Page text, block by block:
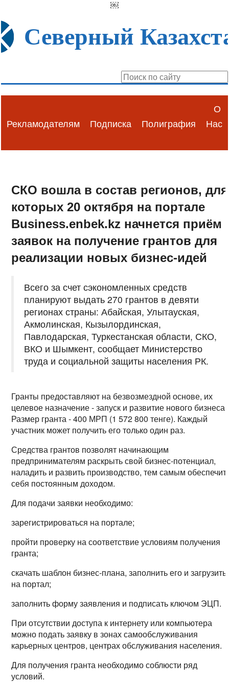
￼
Северный
Рекламодателям Подписка Полиграфия
О
Нас
СКО вошла в состав регионов, для
которых 20 октября на портале
Business.enbek.kz начнется приём
заявок на получение грантов для
реализации новых бизнес-идей
Всего за счет сэкономленных средств
планируют выдать 270 грантов в девяти
регионах страны: Абайская, Улытауская,
Акмолинская, Кызылординская,
Павлодарская, Туркестанская области, СКО,
ВКО и Шымкент, сообщает Министерство
труда и социальной защиты населения РК.
Гранты предоставляют на безвозмездной основе, их
целевое назначение - запуск и развитие нового бизнеса.
Размер гранта - 400 МРП (1 572 800 тенге). Каждый
участник может получить его только один раз.
Средства грантов позволят начинающим
предпринимателям раскрыть свой бизнес-потенциал,
наладить и развить производство, тем самым
себя постоянным доходом.
Для подачи заявки необходимо:
зарегистрироваться на портале;
пройти проверку на соответствие условиям получения
гранта;
скачать шаблон бизнес-плана, заполнить его и загрузить
на портал;
заполнить форму заявления и подписать ключом ЭЦП.
При отсутствии доступа к интернету или компьютера
можно подать заявку в зонах самообслуживания
карьерных центров, центрах обслуживания населения.
Для получения гранта необходимо соблюсти ряд
условий.